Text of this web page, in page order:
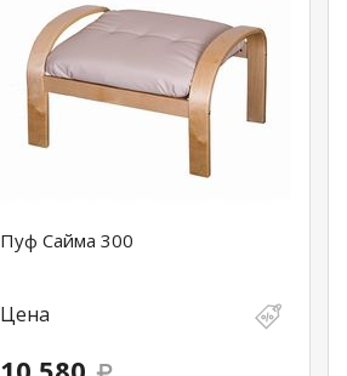
Пуф Сайма 300
Цена